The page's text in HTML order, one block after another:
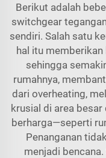
Berikut adalah
switchgear
sendiri. Salah satu
hal itu
sehingga
rumahnya,
dari overheating,
krusial di area besar
berharga—seperti
Penanganan
menjadi